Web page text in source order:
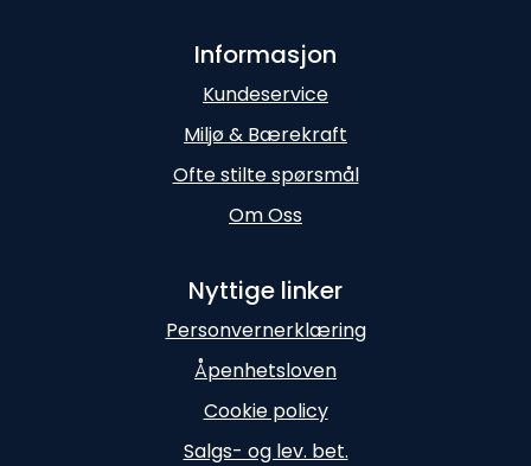
Informasjon
Kundeservice
Miljø & Bærekraft
Ofte stilte spørsmål
Om Oss
Nyttige linker
Personvernerklæring
Åpenhetsloven
Cookie policy
Salgs- og lev. bet.